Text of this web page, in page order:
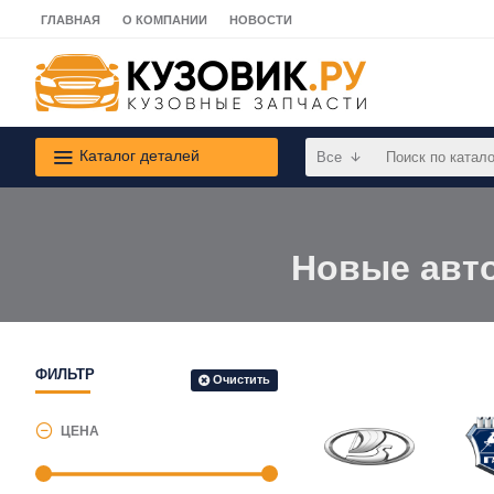
ГЛАВНАЯ О КОМПАНИИ НОВОСТИ
Каталог деталей Все
Новые
ФИЛЬТР Очистить
ЦЕНА